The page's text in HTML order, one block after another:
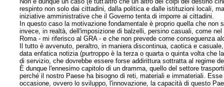
respinto non solo dai cittadini, dalla politica e dalle istituzioni locali,
iniziative amministrative che il Governo tenta di imporre ai cittadini.
In questo caso la motivazione fondamentale è proprio quella che
invece, in realtà, dell'imposizione di balzelli, persino casuali, come
Roma - mi riferisco al GRA - e che non prevede come conseguenza
Il tutto è avvenuto, peraltro, in maniera discontinua, caotica e
data enfatica notizia (purtroppo è la terza o quarta o quinta volta che
di servizio, che dovrebbe essere forse addirittura sottratta al regime
È dunque l'ennesimo capitolo di un dramma, quello del settore
perché il nostro Paese ha bisogno di reti, materiali e immateriali.
occasione, ovvero lo sviluppo, l'innovazione, la capacità di questo